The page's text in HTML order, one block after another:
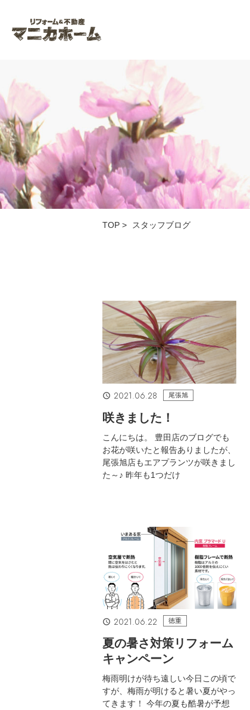
TOP > スタッフブログ
2021.06.28 尾張旭
咲きました！
こんにちは。 豊田店のブログでも
お花が咲いたと報告ありましたが、
尾張旭店もエアプランツが咲きまし
た～♪ 昨年も1つだけ
2021.06.22 徳重
夏の暑さ対策リフォーム
キャンペーン
梅雨明けが待ち遠しい今日この頃で
すが、梅雨が明けると暑い夏がやっ
てきます！ 今年の夏も酷暑が予想